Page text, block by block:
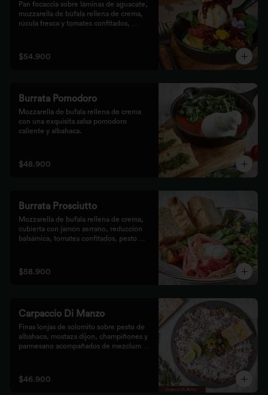
Pan focaccia sobre láminas de aguacate,
mozzarella de búfala rellena de crema,
rúcula fresca y tomates confitados,
$54.900
Burrata Pomodoro
Mozzarella de bufala rellena de crema
con una exquisita salsa pomodoro
caliente y albahaca.
$48.900
Burrata Prosciutto
Mozzarella de bufala rellena de crema,
cubierta con jamón serrano, reducción
balsámica, tomates confitados, pesto
$58.900
Carpaccio Di Manzo
Finas lonjas de solomito sobre pesto de
albahaca, mostaza dijon, champiñones y
parmesano acompañados de mezclum de
$46.900